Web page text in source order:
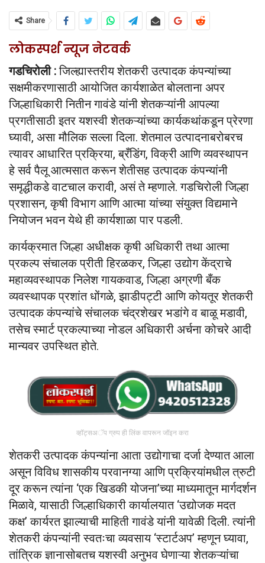
Share
लोकस्पर्श न्यूज नेटवर्क
गडचिरोली :जिल्ह्यास्तरीय शेतकरी उत्पादक कंपन्यांच्या
सक्षमीकरणासाठी आयोजित कार्यशाळेत बोलताना अपर
जिल्हाधिकारी नितीन गावंडे यांनी शेतकऱ्यांनी आपल्या
प्रगतीसाठी इतर यशस्वी शेतकऱ्यांच्या कार्यकथांकडून प्रेरणा
घ्यावी, असा मौलिक सल्ला दिला. शेतमाल उत्पादनाबरोबरच
त्यावर आधारित प्रक्रिया, ब्रँडिंग, विक्री आणि व्यवस्थापन
हे सर्व पैलू आत्मसात करून शेतीसह उत्पादक कंपन्यांनी
समृद्धीकडे वाटचाल करावी, असं ते म्हणाले. गडचिरोली जिल्हा
प्रशासन, कृषी विभाग आणि आत्मा यांच्या संयुक्त विद्यमाने
नियोजन भवन येथे ही कार्यशाळा पार पडली.
कार्यक्रमात जिल्हा अधीक्षक कृषी अधिकारी तथा आत्मा
प्रकल्प संचालक प्रीती हिरळकर, जिल्हा उद्योग केंद्राचे
महाव्यवस्थापक निलेश गायकवाड, जिल्हा अग्रणी बँक
व्यवस्थापक प्रशांत धोंगळे, झाडीपट्टी आणि कोयतूर शेतकरी
उत्पादक कंपन्यांचे संचालक चंद्रशेखर भडांगे व बाळू मडावी,
तसेच स्मार्ट प्रकल्पाच्या नोडल अधिकारी अर्चना कोचरे आदी
मान्यवर उपस्थित होते.
व्हॉट्सअॅप ग्रुप ही लिंक वापरून जॉइन करा
शेतकरी उत्पादक कंपन्यांना आता उद्योगाचा दर्जा देण्यात आला
असून विविध शासकीय परवानग्या आणि प्रक्रियांमधील त्रुटी
दूर करून त्यांना ‘एक खिडकी योजना’च्या माध्यमातून मार्गदर्शन
मिळावे, यासाठी जिल्हाधिकारी कार्यालयात ‘उद्योजक मदत
कक्ष’ कार्यरत झाल्याची माहिती गावंडे यांनी यावेळी दिली. त्यांनी
शेतकरी कंपन्यांनी स्वतःचा व्यवसाय ‘स्टार्टअप’ म्हणून घ्यावा,
तांत्रिक ज्ञानासोबतच यशस्वी अनुभव घेणाऱ्या शेतकऱ्यांचा